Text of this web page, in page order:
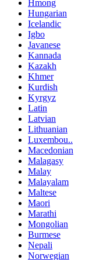
Hmong
Hungarian
Icelandic
Igbo
Javanese
Kannada
Kazakh
Khmer
Kurdish
Kyrgyz
Latin
Latvian
Lithuanian
Luxembou..
Macedonian
Malagasy
Malay
Malayalam
Maltese
Maori
Marathi
Mongolian
Burmese
Nepali
Norwegian